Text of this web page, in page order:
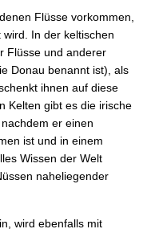
Flüsse vorkommen,
In der keltischen
Flüsse und anderer
Donau benannt ist), als
ihnen auf diese
Kelten gibt es die irische
er einen
ist und in einem
Wissen der Welt
naheliegender
wird ebenfalls mit